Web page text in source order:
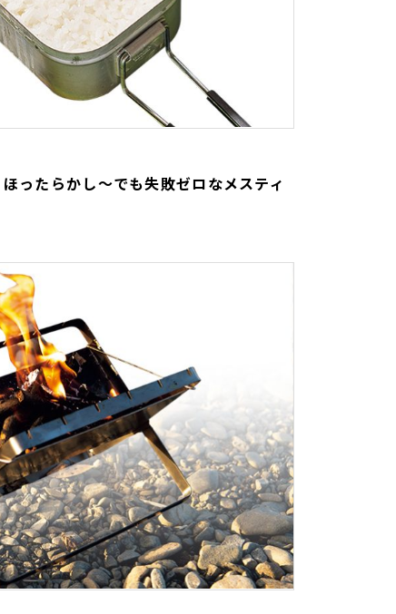
ったらかし〜でも失敗ゼロなメスティ